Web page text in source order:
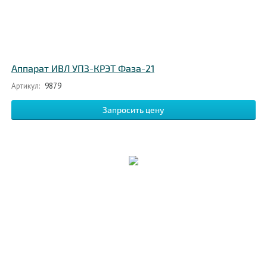
Аппарат ИВЛ УПЗ-КРЭТ Фаза-21
Артикул: 9879
Запросить цену